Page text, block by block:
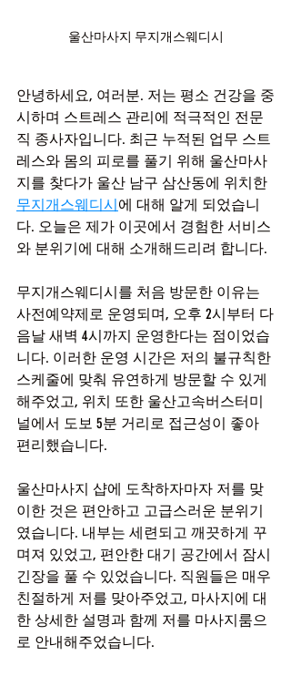
울산마사지 무지개스웨디시
안녕하세요, 여러분. 저는 평소 건강을 중
시하며 스트레스 관리에 적극적인 전문
직 종사자입니다. 최근 누적된 업무 스트
레스와 몸의 피로를 풀기 위해 울산마사
지를 찾다가 울산 남구 삼산동에 위치한
무지개스웨디시에 대해 알게 되었습니
다. 오늘은 제가 이곳에서 경험한 서비스
와 분위기에 대해 소개해드리려 합니다.
무지개스웨디시를 처음 방문한 이유는
사전예약제로 운영되며, 오후 2시부터 다
음날 새벽 4시까지 운영한다는 점이었습
니다. 이러한 운영 시간은 저의 불규칙한
스케줄에 맞춰 유연하게 방문할 수 있게
해주었고, 위치 또한 울산고속버스터미
널에서 도보 5분 거리로 접근성이 좋아
편리했습니다.
울산마사지 샵에 도착하자마자 저를 맞
이한 것은 편안하고 고급스러운 분위기
였습니다. 내부는 세련되고 깨끗하게 꾸
며져 있었고, 편안한 대기 공간에서 잠시
긴장을 풀 수 있었습니다. 직원들은 매우
친절하게 저를 맞아주었고, 마사지에 대
한 상세한 설명과 함께 저를 마사지룸으
로 안내해주었습니다.